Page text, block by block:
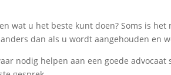
wat u het beste kunt doen? Soms is
dan als u wordt aangehouden en
nodig helpen aan een goede advocaat